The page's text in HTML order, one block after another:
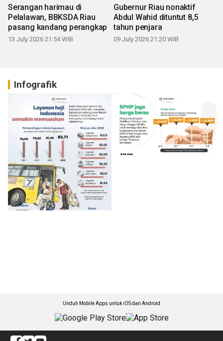
Serangan harimau di
Pelalawan, BBKSDA Riau
pasang kandang perangkap
13 July 2026 21:54 WIB
Gubernur Riau nonaktif
Abdul Wahid dituntut 8,5
tahun penjara
09 July 2026 21:20 WIB
Infografik
Unduh Mobile Apps untuk iOS dan Android